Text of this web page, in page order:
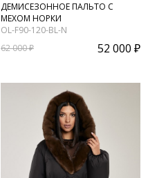
ДЕМИСЕЗОННОЕ ПАЛЬТО С
МЕХОМ НОРКИ
OL-F90-120-BL-N
62 000 ₽
52 000 ₽